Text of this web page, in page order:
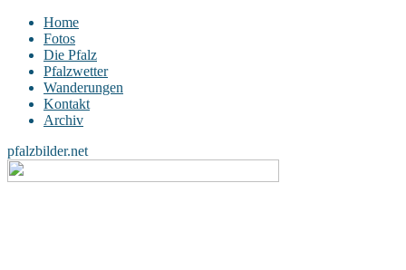
Home
Fotos
Die Pfalz
Pfalzwetter
Wanderungen
Kontakt
Archiv
pfalzbilder.net